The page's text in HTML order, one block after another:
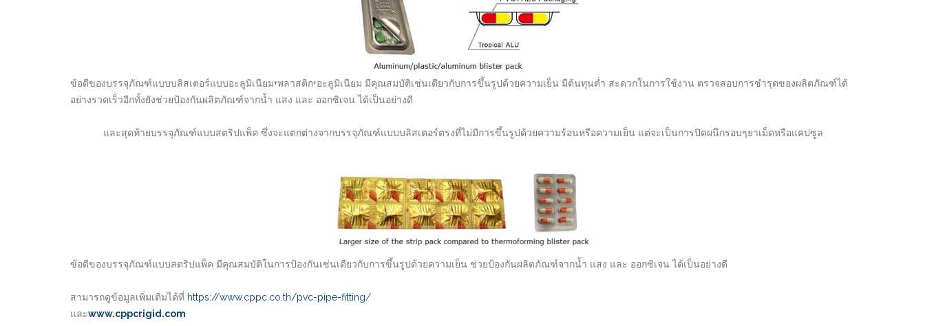
ข้อดีของบรรจุภัณฑ์แบบบลิสเตอร์แบบอะลูมิเนียม+พลาสติก+อะลูมิเนียม มีคุณสมบัติเช่นเดียวกับการขึ้นรูปด้วยความเย็น มีต้นทุนต่ำ สะดวกในการใช้งาน ตรวจสอบการชำรุดของผลิตภัณฑ์ได้
อย่างรวดเร็วอีกทั้งยังช่วยป้องกันผลิตภัณฑ์จากน้ำ แสง และ ออกซิเจน ได้เป็นอย่างดี
และสุดท้ายบรรจุภัณฑ์แบบสตริปแพ็ค ซึ่งจะแตกต่างจากบรรจุภัณฑ์แบบบลิสเตอร์ตรงที่ไม่มีการขึ้นรูปด้วยความร้อนหรือความเย็น แต่จะเป็นการปิดผนึกรอบๆยาเม็ดหรือแคปซูล
ข้อดีของบรรจุภัณฑ์แบบสตริปแพ็ค มีคุณสมบัติในการป้องกันเช่นเดียวกับการขึ้นรูปด้วยความเย็น ช่วยป้องกันผลิตภัณฑ์จากน้ำ แสง และ ออกซิเจน ได้เป็นอย่างดี
สามารถดูข้อมูลเพิ่มเติมได้ที่ https://www.cppc.co.th/pvc-pipe-fitting/
และwww.cppcrigid.com